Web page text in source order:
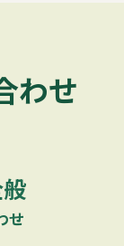
わせ
せ